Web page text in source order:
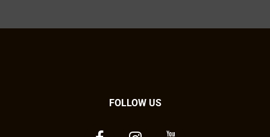
FOLLOW US